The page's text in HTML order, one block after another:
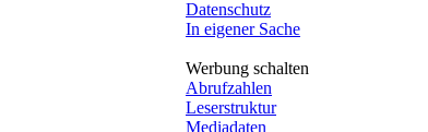
Datenschutz
In eigener Sache
Werbung schalten
Abrufzahlen
Leserstruktur
Mediadaten